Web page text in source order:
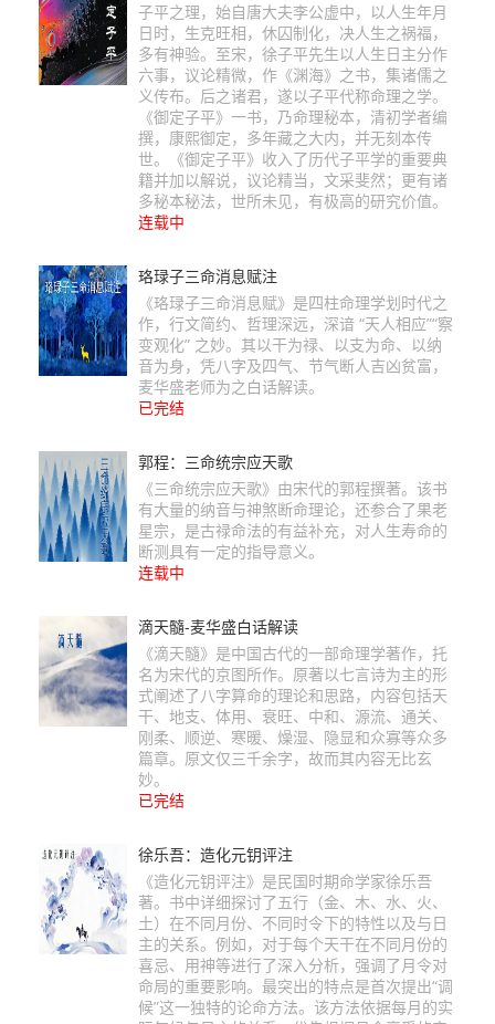
子平之理，始自唐大夫李公虚中，以人生年月
日时，生克旺相，休囚制化，决人生之祸福，
多有神验。至宋，徐子平先生以人生日主分作
六事，议论精微，作《渊海》之书，集诸儒之
义传布。后之诸君，遂以子平代称命理之学。
《御定子平》一书，乃命理秘本，清初学者编
撰，康熙御定，多年藏之大内，并无刻本传
世。《御定子平》收入了历代子平学的重要典
籍并加以解说，议论精当，文采斐然；更有诸
多秘本秘法，世所未见，有极高的研究价值。
连载中
珞琭子三命消息赋注
《珞琭子三命消息赋》是四柱命理学划时代之
作，行文简约、哲理深远，深谙 “天人相应”“察
变观化” 之妙。其以干为禄、以支为命、以纳
音为身，凭八字及四气、节气断人吉凶贫富，
麦华盛老师为之白话解读。
已完结
郭程：三命统宗应天歌
《三命统宗应天歌》由宋代的郭程撰著。该书
有大量的纳音与神煞断命理论，还参合了果老
星宗，是古禄命法的有益补充，对人生寿命的
断测具有一定的指导意义。
连载中
滴天髓-麦华盛白话解读
《滴天髓》是中国古代的一部命理学著作，托
名为宋代的京图所作。原著以七言诗为主的形
式阐述了八字算命的理论和思路，内容包括天
干、地支、体用、衰旺、中和、源流、通关、
刚柔、顺逆、寒暖、燥湿、隐显和众寡等众多
篇章。原文仅三千余字，故而其内容无比玄
妙。
已完结
徐乐吾：造化元钥评注
《造化元钥评注》是民国时期命学家徐乐吾
著。书中详细探讨了五行（金、木、水、火、
土）在不同月份、不同时令下的特性以及与日
主的关系。例如，对于每个天干在不同月份的
喜忌、用神等进行了深入分析，强调了月令对
命局的重要影响。最突出的特点是首次提出“调
候”这一独特的论命方法。该方法依据每月的实